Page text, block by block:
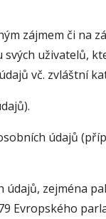
zájmem či na
uživatelů,
vč. zvláštní
údajů
zejména
Evropského